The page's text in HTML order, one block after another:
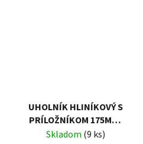
UHOLNÍK HLINÍKOVÝ S
PRÍLOŽNÍKOM 175MM,
UHLOMER, HLINÍK,
Skladom (9 ks)